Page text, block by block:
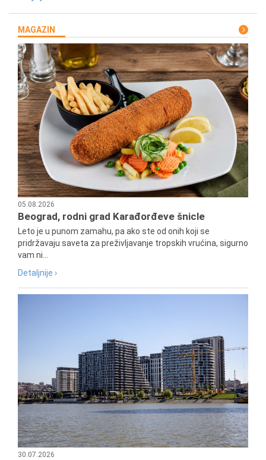
MAGAZIN
05.08.2026
Beograd, rodni grad Karađorđeve šnicle
Leto je u punom zamahu, pa ako ste od onih koji se
pridržavaju saveta za preživljavanje tropskih vrućina, sigurno
vam ni...
Detaljnije ›
30.07.2026